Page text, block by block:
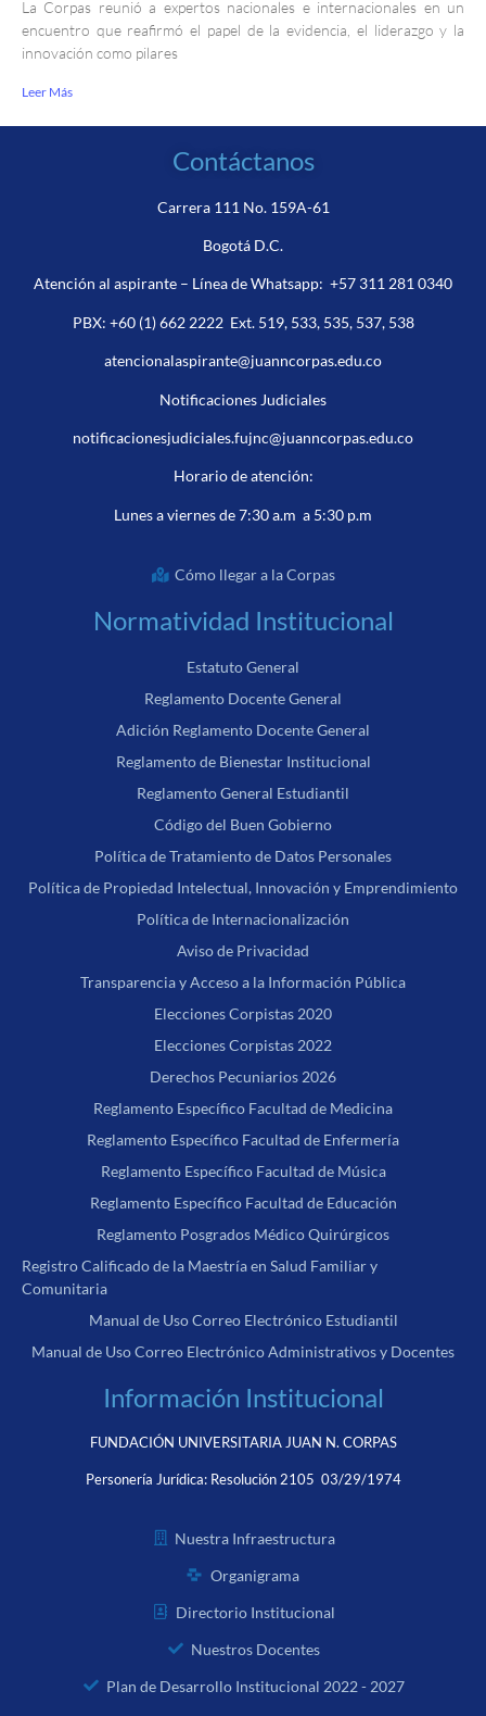
La Corpas reunió a expertos nacionales e internacionales en un
encuentro que reafirmó el papel de la evidencia, el liderazgo y la
innovación como pilares
Leer Más
Contáctanos
Carrera 111 No. 159A-61
Bogotá D.C.
Atención al aspirante – Línea de Whatsapp: +57 311 281 0340
PBX: +60 (1) 662 2222Ext. 519, 533, 535, 537, 538
atencionalaspirante@juanncorpas.edu.co
Notificaciones Judiciales
notificacionesjudiciales.fujnc@juanncorpas.edu.co
Horario de atención:
Lunes a viernes de 7:30 a.m a 5:30 p.m
Cómo llegar a la Corpas
Normatividad Institucional
Estatuto General
Reglamento Docente General
Adición Reglamento Docente General
Reglamento de Bienestar Institucional
Reglamento General Estudiantil
Código del Buen Gobierno
Política de Tratamiento de Datos Personales
Política de Propiedad Intelectual, Innovación y Emprendimiento
Política de Internacionalización
Aviso de Privacidad
Transparencia y Acceso a la Información Pública
Elecciones Corpistas 2020
Elecciones Corpistas 2022
Derechos Pecuniarios 2026
Reglamento Específico Facultad de Medicina
Reglamento Específico Facultad de Enfermería
Reglamento Específico Facultad de Música
Reglamento Específico Facultad de Educación
Reglamento Posgrados Médico Quirúrgicos
Registro Calificado de la Maestría en Salud Familiar y
Comunitaria
Manual de Uso Correo Electrónico Estudiantil
Manual de Uso Correo Electrónico Administrativos y Docentes
Información Institucional
FUNDACIÓN UNIVERSITARIA JUAN N. CORPAS
Personería Jurídica: Resolución 2105 03/29/1974
Nuestra Infraestructura
Organigrama
Directorio Institucional
Nuestros Docentes
Plan de Desarrollo Institucional 2022 - 2027